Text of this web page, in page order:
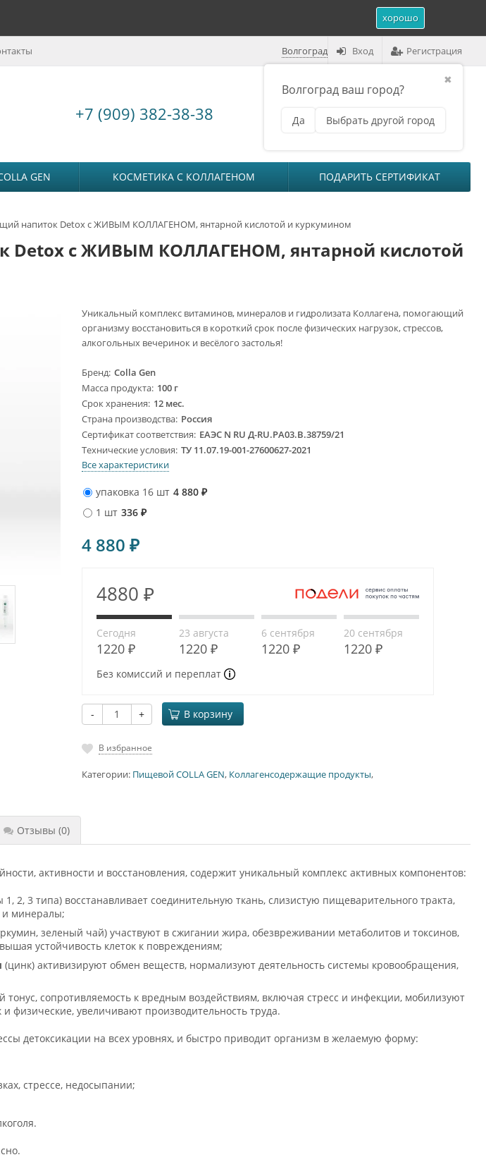
хорошо
Волгоград
✖
Волгоград ваш город?
Да Выбрать другой город
Вход Регистрация
+7 (909) 382-38-38 на сумму0₽
GEN КОСМЕТИКА С КОЛЛАГЕНОМ ПОДАРИТЬ СЕРТИФИКАТ
напиток Detox с ЖИВЫМ КОЛЛАГЕНОМ, янтарной кислотой и куркумином
Detox с ЖИВЫМ КОЛЛАГЕНОМ, янтарной кислотой
Уникальный комплекс витаминов, минералов и гидролизата Коллагена, помогающий
организму восстановиться в короткий срок после физических нагрузок, стрессов,
алкогольных вечеринок и весёлого застолья!
Бренд Colla Gen
Масса продукта 100 г
Срок хранения 12 мес.
Страна производства Россия
Сертификат соответствия ЕАЭС N RU Д-RU.PA03.B.38759/21
Технические условия ТУ 11.07.19-001-27600627-2021
Все характеристики
упаковка 16 шт 4 880₽
1 шт 336₽
4 880₽
4880 ₽
Сегодня
1220 ₽
23 августа
1220 ₽
6 сентября
1220 ₽
20 сентября
1220 ₽
Без комиссий и переплат
- + В корзину
В избранное
Категории: Пищевой COLLA GEN, Коллагенсодержащие продукты,
Отзывы (0)
активности и восстановления, содержит уникальный комплекс активных компонентов:
2, 3 типа) восстанавливает соединительную ткань, слизистую пищеварительного тракта,
и минералы;
зеленый чай) участвуют в сжигании жира, обезвреживании метаболитов и токсинов,
устойчивость клеток к повреждениям;
(цинк) активизируют обмен веществ, нормализуют деятельность системы кровообращения,
сопротивляемость к вредным воздействиям, включая стресс и инфекции, мобилизуют
физические, увеличивают производительность труда.
детоксикации на всех уровнях, и быстро приводит организм в желаемую форму:
стрессе, недосыпании;